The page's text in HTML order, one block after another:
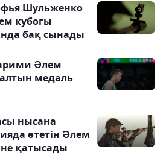
Шульженко
кубогы
бақ сынады
Әлем
медаль
нысана
өтетін Әлем
қатысады